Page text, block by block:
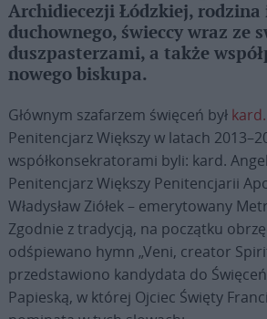
Archidiecezji Łódzkiej, rodzina
duchownego, świeccy wraz ze
duszpasterzami, a także
nowego biskupa.
Głównym szafarzem święceń był
Penitencjarz Większy w latach
współkonsekratorami byli: kard.
Penitencjarz Większy Penitencjarii
Władysław Ziółek – emerytowany
Zgodnie z tradycją, na początku
odśpiewano hymn „Veni, creator
przedstawiono kandydata do
Papieską, w której Ojciec Święty